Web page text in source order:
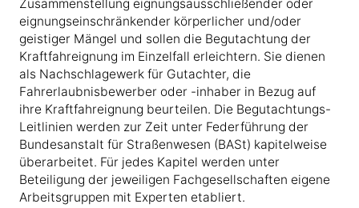
Zusammenstellung eignungsausschließender oder
eignungseinschränkender körperlicher und/oder
geistiger Mängel und sollen die Begutachtung der
Kraftfahreignung im Einzelfall erleichtern. Sie dienen
als Nachschlagewerk für Gutachter, die
Fahrerlaubnisbewerber oder -inhaber in Bezug auf
ihre Kraftfahreignung beurteilen. Die Begutachtungs-
Leitlinien werden zur Zeit unter Federführung der
Bundesanstalt für Straßenwesen (BASt) kapitelweise
überarbeitet. Für jedes Kapitel werden unter
Beteiligung der jeweiligen Fachgesellschaften eigene
Arbeitsgruppen mit Experten etabliert.